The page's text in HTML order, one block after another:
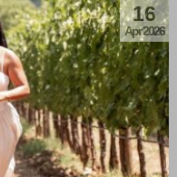
16
Apr 2026